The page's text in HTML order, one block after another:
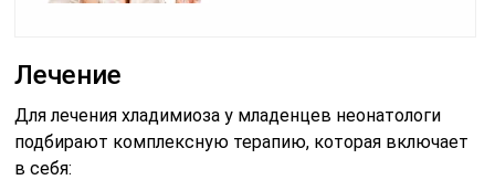
Лечение
Для лечения хладимиоза у младенцев неонатологи
подбирают комплексную терапию, которая включает
в себя: